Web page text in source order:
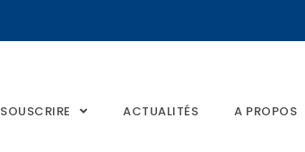
SOUSCRIRE ACTUALITÉS A PROPOS